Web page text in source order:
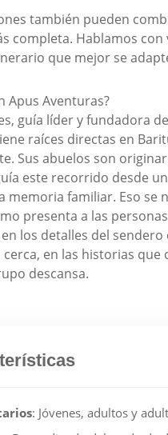
también pueden
completa. Hablamos con
que mejor se
Apus Aventuras?
guía líder y fundadora
raíces directas en
Sus abuelos son
este recorrido desde
memoria familiar. Eso se
presenta a las
los detalles del sendero
en las historias que
descansa.
: Jóvenes, adultos y